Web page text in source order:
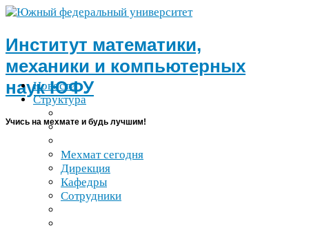
Институт математики,
механики и компьютерных
наукЮФУ
Учись на мехмате и будь лучшим!
Новости
Структура
Мехмат сегодня
Дирекция
Кафедры
Сотрудники